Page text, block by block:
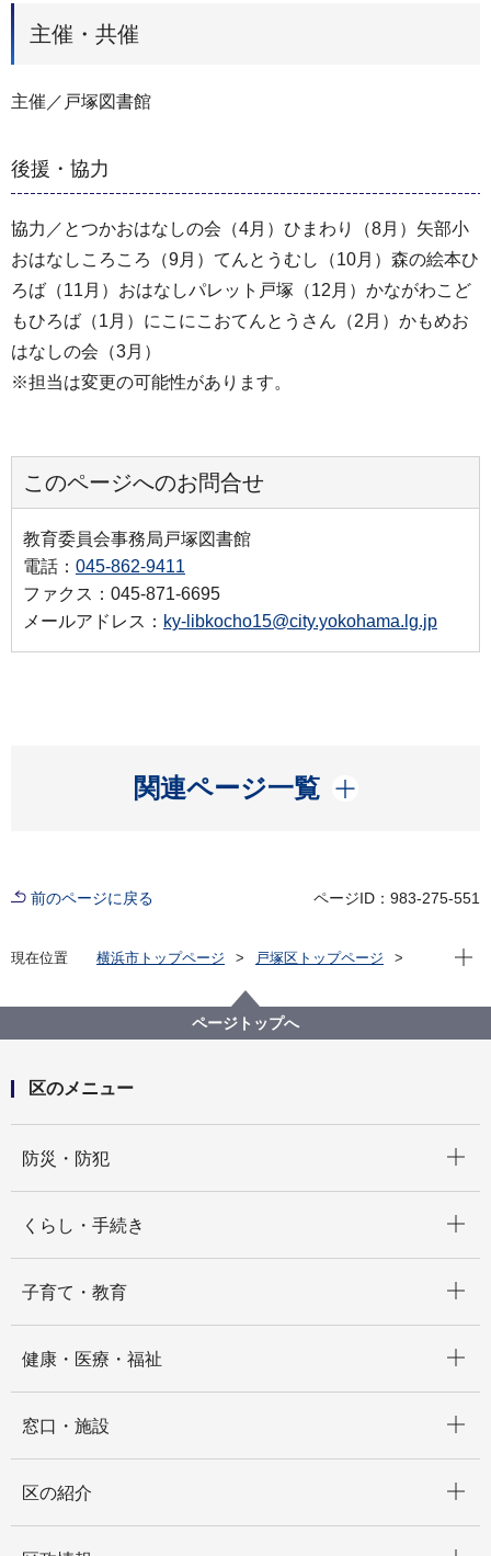
主催・共催
主催／戸塚図書館
後援・協力
協力／とつかおはなしの会（4月）ひまわり（8月）矢部小
おはなしころころ（9月）てんとうむし（10月）森の絵本ひ
ろば（11月）おはなしパレット戸塚（12月）かながわこど
もひろば（1月）にこにこおてんとうさん（2月）かもめお
はなしの会（3月）
※担当は変更の可能性があります。
このページへのお問合せ
教育委員会事務局戸塚図書館
電話： 045-862-9411
ファクス：045-871-6695
メールアドレス： ky-libkocho15@city.yokohama.lg.jp
関連ページ一覧
開く
前のページに戻る ページID：983-275-551
現在位置 横浜市トップページ
戸塚区トップページ
現在
ページトップへ
区のメニュー
防災・防犯
くらし・手続き
子育て・教育
健康・医療・福祉
窓口・施設
区の紹介